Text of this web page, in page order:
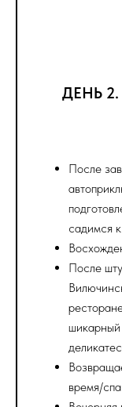
ДЕНЬ 2.
После
садимся
После
шикарный
время/спа